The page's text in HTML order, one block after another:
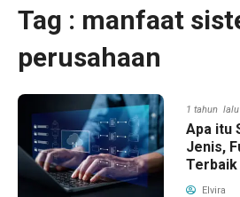
Tag : manfaat
perusahaan
1 tahun lalu
Apa itu
Jenis,
Terbaik
Elvira